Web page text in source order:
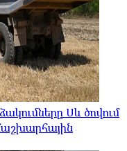
Սև ծովում